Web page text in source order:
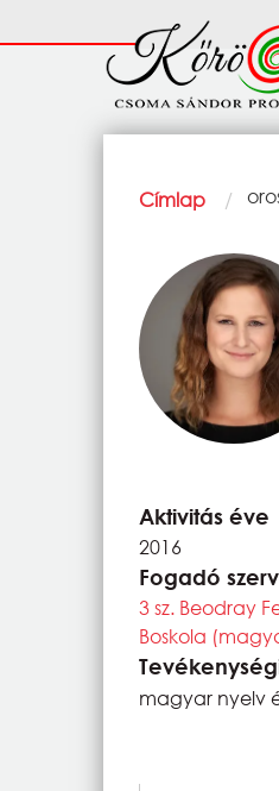
Fő
navigáció
Morzsa
Címlap
Aktivitás éve
2016
Fogadó
3 sz. Beodray
Boskola
magyar nyelv